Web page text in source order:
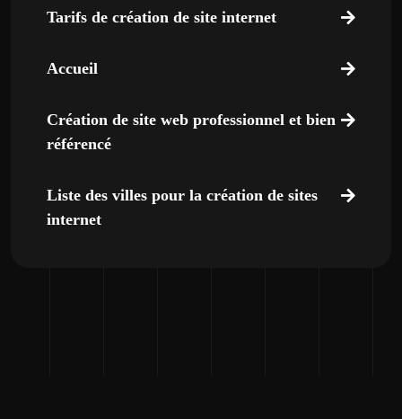
Tarifs de création de site internet
Accueil
Création de site web professionnel et bien
référencé
Liste des villes pour la création de sites
internet